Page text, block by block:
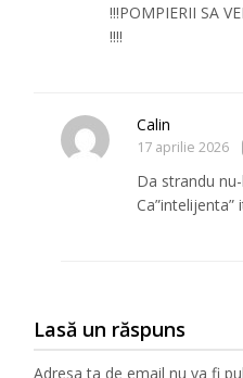
!!!POMPIERII SA
!!!!
Calin
17 aprilie 2026
Da strandu
Lasă un răspuns
Adresa ta de email nu va fi